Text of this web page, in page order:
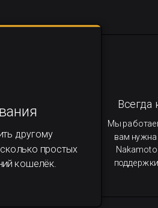
другому
простых
кошелёк.
Всегда
Мы
вам